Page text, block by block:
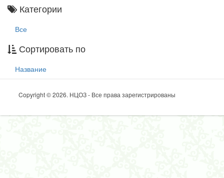
Категории
Все
Сортировать по
Название
Copyright © 2026. НЦОЗ - Все права зарегистрированы